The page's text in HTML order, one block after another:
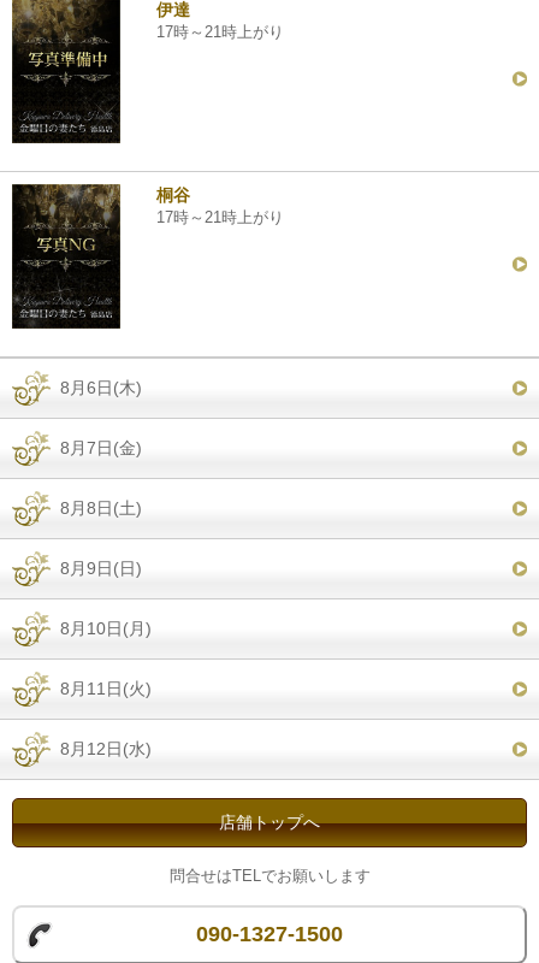
伊達
17時～21時上がり
桐谷
17時～21時上がり
8月6日(木)
8月7日(金)
8月8日(土)
8月9日(日)
8月10日(月)
8月11日(火)
8月12日(水)
店舗トップへ
問合せはTELでお願いします
090-1327-1500